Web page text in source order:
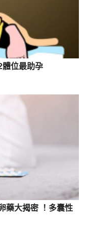
advocacy_detail/
14530/14535/
service01_con.
12, 2022
局）
體位最助孕
藥大揭密 ！多囊性